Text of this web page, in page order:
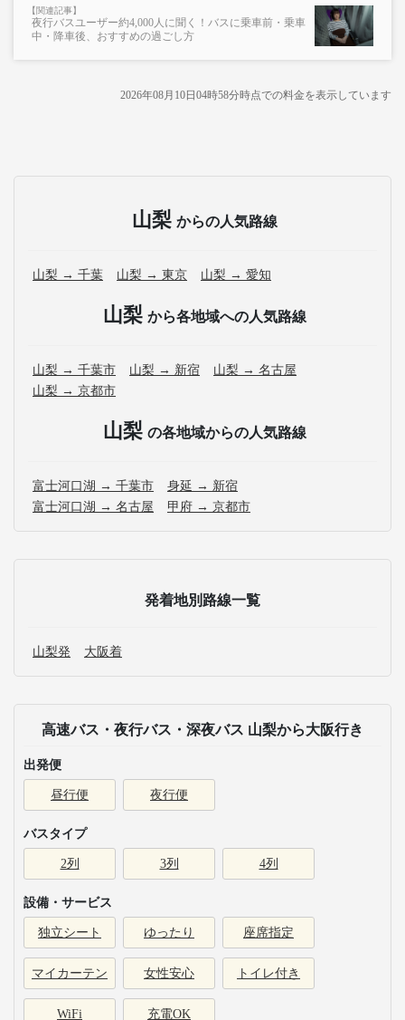
夜行バスユーザー約4,000人に聞く！バスに乗車前・乗車
中・降車後、おすすめの過ごし方
2026年08月10日04時58分時点での料金を表示しています
山梨 からの人気路線
山梨 → 千葉 山梨 → 東京 山梨 → 愛知
山梨 から各地域への人気路線
山梨 → 千葉市 山梨 → 新宿
山梨 → 名古屋
山梨 → 京都市
山梨 の各地域からの人気路線
富士河口湖 → 千葉市
身延 → 新宿
富士河口湖 → 名古屋
甲府 → 京都市
発着地別路線一覧
山梨発 大阪着
高速バス・夜行バス・深夜バス 山梨から大阪行き
出発便
昼行便 夜行便
バスタイプ
2列 3列 4列
設備・サービス
独立シート ゆったり 座席指定
マイカーテン 女性安心 トイレ付き
WiFi 充電OK